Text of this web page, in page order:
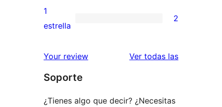
3
estrellas
valoración
de
estrellas
2
de
estrellas
1
estrella
2
Your review Ver todas las
Soporte
¿Tienes algo que decir? ¿Necesitas